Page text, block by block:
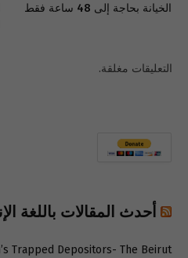
الخيانة بحاجة إلى 48 ساعة فقط
التعليقات مغلقة.
أحدث المقالات باللغة
Trapped Depositors- The Beirut